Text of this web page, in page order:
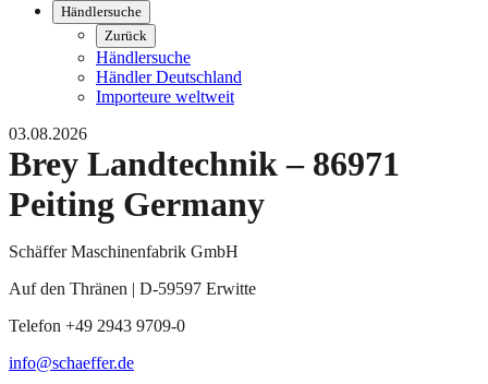
Händlersuche
Zurück
Händlersuche
Händler Deutschland
Importeure weltweit
03.08.2026
Brey Landtechnik – 86971
Peiting Germany
Schäffer Maschinenfabrik GmbH
Auf den Thränen | D-59597 Erwitte
Telefon +49 2943 9709-0
info@schaeffer.de